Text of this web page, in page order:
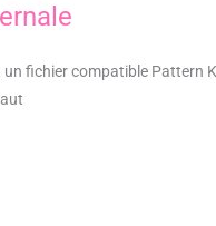
un fichier compatible Pattern